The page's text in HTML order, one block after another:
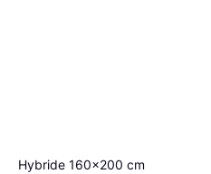
Hybride 160x200 cm